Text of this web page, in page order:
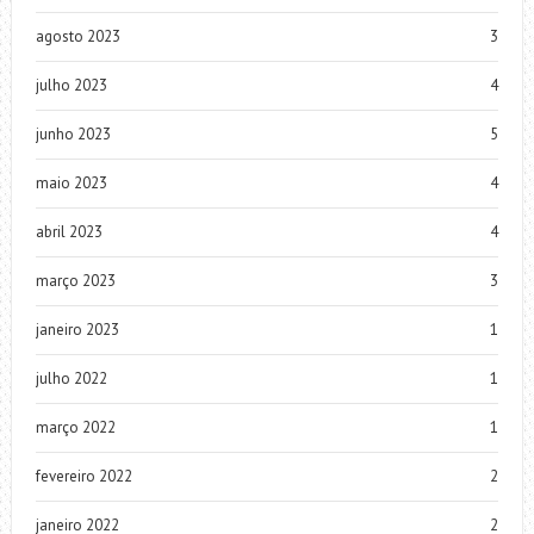
agosto 2023 3
julho 2023 4
junho 2023 5
maio 2023 4
abril 2023 4
março 2023 3
janeiro 2023 1
julho 2022 1
março 2022 1
fevereiro 2022 2
janeiro 2022 2